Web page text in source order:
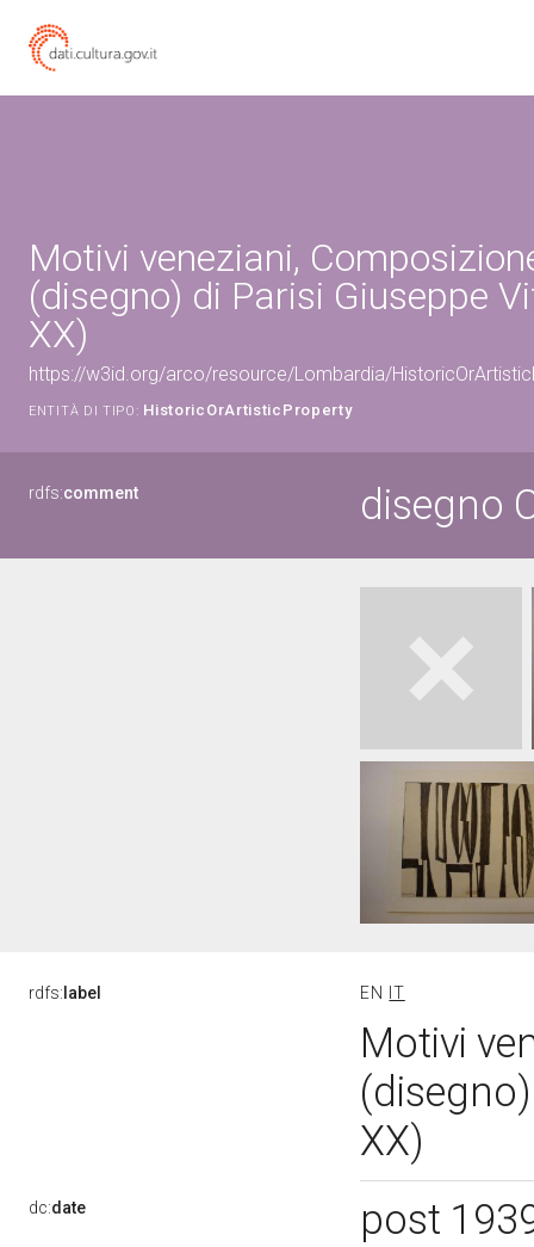
Motivi veneziani,
(disegno) di Parisi Giuseppe
XX)
https://w3id.org/arco/resource/Lombardia/
ENTITÀ DI TIPO: HistoricOrArtisticProperty
rdfs:comment disegno
rdfs: label EN IT
Motivi
XX)
dc:date post